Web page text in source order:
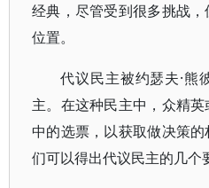
经典，尽管受到很多挑战
位置。
代议民主被约瑟夫·熊
主。在这种民主中，众精
中的选票，以获取做决策
们可以得出代议民主的几个